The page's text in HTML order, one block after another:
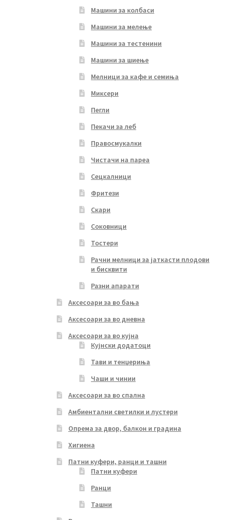
Машини за колбаси
Машини за мелење
Машини за тестенини
Машини за шиење
Мелници за кафе и семиња
Миксери
Пегли
Пекачи за леб
Правосмукалки
Чистачи на пареа
Сецкалници
Фритези
Скари
Соковници
Тостери
Рачни мелници за јаткасти плодови
и бисквити
Разни апарати
Аксесоари за во бања
Аксесоари за во дневна
Аксесоари за во кујна
Кујнски додатоци
Тави и тенџериња
Чаши и чинии
Аксесоари за во спална
Амбиентални светилки и лустери
Опрема за двор, балкон и градина
Хигиена
Патни куфери, ранци и ташни
Патни куфери
Ранци
Ташни